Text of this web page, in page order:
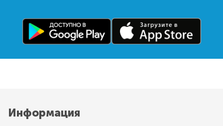
Информация